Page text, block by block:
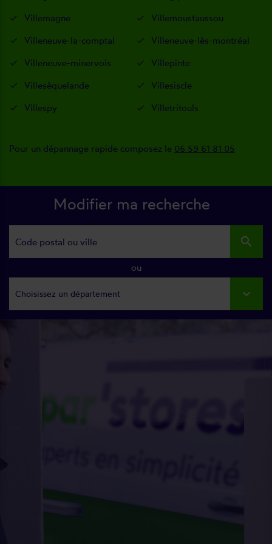
Villemagne
Villemoustaussou
Villeneuve-la-comptal
Villeneuve-lès-montréal
Villeneuve-minervois
Villepinte
Villesèquelande
Villesiscle
Villespy
Villetritouls
Pour un dépannage rapide composez le 06 59 61 81 05
Modifier ma recherche
search
ou
Choisissez un département